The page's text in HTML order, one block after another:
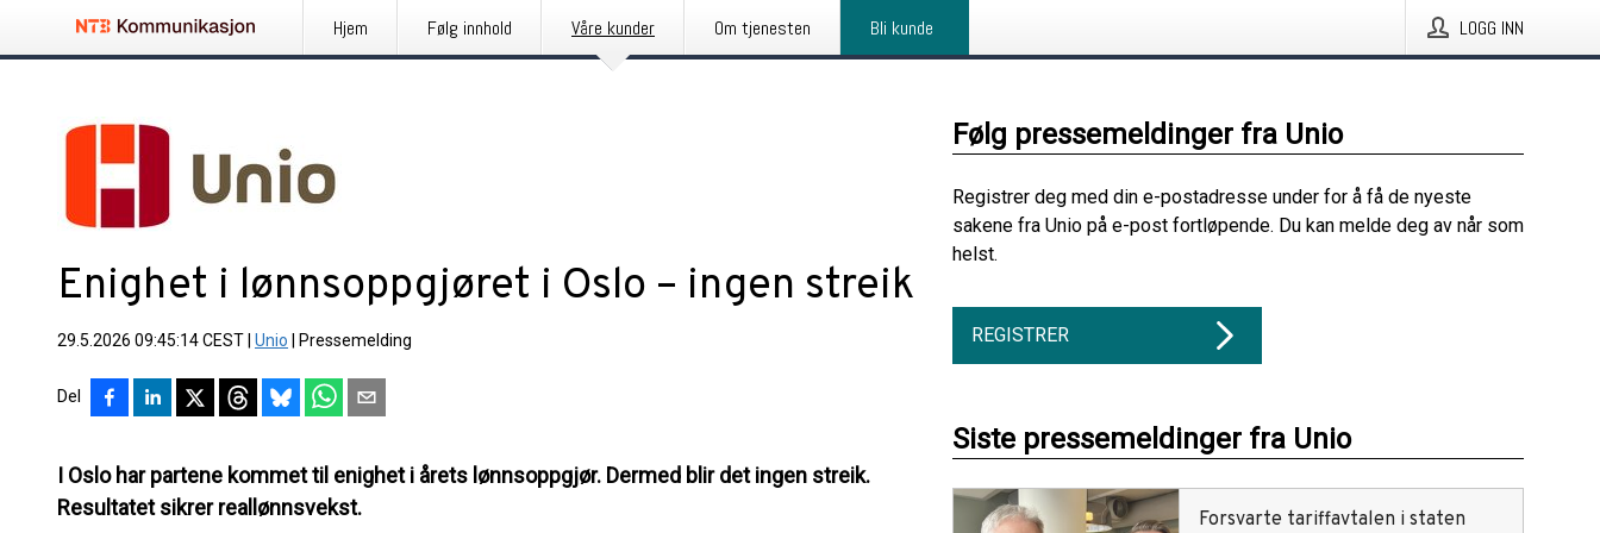
Hjem Følg innhold Våre kunder Om tjenesten Bli kunde LOGG INN
Enighet i lønnsoppgjøret i Oslo – ingen streik
29.5.2026 09:45:14 CEST Unio Pressemelding
Del
I Oslo har partene kommet til enighet i årets lønnsoppgjør. Dermed blir det ingen streik.
Resultatet sikrer reallønnsvekst.
Følg pressemeldinger fra Unio
Registrer deg med din e-postadresse under for å få de nyeste
sakene fra Unio på e-post fortløpende. Du kan melde deg av når som
helst.
REGISTRER
Siste pressemeldinger fra Unio
Forsvarte tariffavtalen i staten